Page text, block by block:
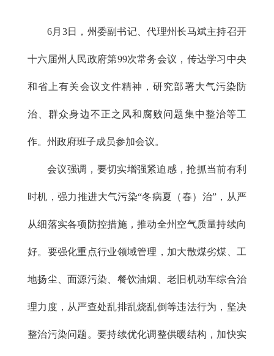
6月3日，州委副书记、代理州长马斌主持召开
十六届州人民政府第99次常务会议，传达学习中央
和省上有关会议文件精神，研究部署大气污染防
治、群众身边不正之风和腐败问题集中整治等工
作。州政府班子成员参加会议。
会议强调，要切实增强紧迫感，抢抓当前有利
时机，强力推进大气污染“冬病夏（春）治”，从严
从细落实各项防控措施，推动全州空气质量持续向
好。要强化重点行业领域管理，加大散煤劣煤、工
地扬尘、面源污染、餐饮油烟、老旧机动车综合治
理力度，从严查处乱排乱烧乱倒等违法行为，坚决
整治污染问题。要持续优化调整供暖结构，加快实